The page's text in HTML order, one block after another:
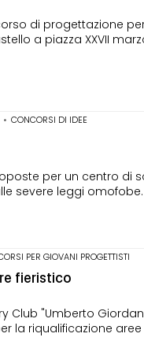
di progettazione
a piazza XXVII
• CONCORSI DI IDEE
per un centro di
severe leggi omofobe.
PER GIOVANI PROGETTISTI
fieristico
Club "Umberto
la riqualificazione